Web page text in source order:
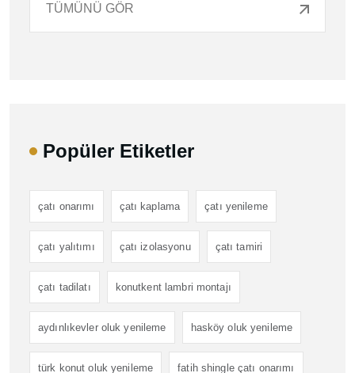
TÜMÜNÜ GÖR
Popüler Etiketler
çatı onarımı çatı kaplama çatı yenileme
çatı yalıtımı çatı izolasyonu çatı tamiri
çatı tadilatı konutkent lambri montajı
aydınlıkevler oluk yenileme hasköy oluk yenileme
türk konut oluk yenileme fatih shingle çatı onarımı